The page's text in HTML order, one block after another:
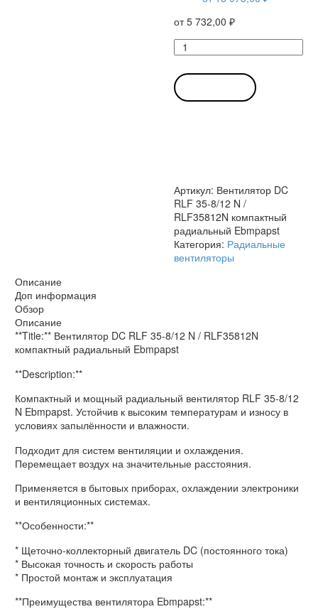
от5 732,00 ₽
Количество
товара
Вентилятор
DC
RLF
радиальный
Ebmpapst
Артикул: Вентилятор DC
RLF 35-8/12 N /
RLF35812N компактный
радиальный Ebmpapst
Категория: Радиальные
вентиляторы
Описание
Доп информация
Обзор
Описание
**Title:** Вентилятор DC RLF 35-8/12 N / RLF35812N
компактный радиальный Ebmpapst
**Description:**
Компактный и мощный радиальный вентилятор RLF 35-8/12
N Ebmpapst. Устойчив к высоким температурам и износу в
условиях запылённости и влажности.
Подходит для систем вентиляции и охлаждения.
Перемещает воздух на значительные расстояния.
Применяется в бытовых приборах, охлаждении электроники
и вентиляционных системах.
**Особенности:**
* Щеточно-коллекторный двигатель DC (постоянного тока)
* Высокая точность и скорость работы
* Простой монтаж и эксплуатация
**Преимущества вентилятора Ebmpapst:**